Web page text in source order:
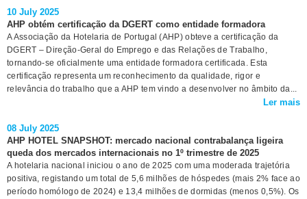
10 July 2025
AHP obtém certificação da DGERT como entidade formadora
A Associação da Hotelaria de Portugal (AHP) obteve a certificação da
DGERT – Direção-Geral do Emprego e das Relações de Trabalho,
tornando-se oficialmente uma entidade formadora certificada. Esta
certificação representa um reconhecimento da qualidade, rigor e
relevância do trabalho que a AHP tem vindo a desenvolver no âmbito da...
Ler mais
08 July 2025
AHP HOTEL SNAPSHOT: mercado nacional contrabalança ligeira
queda dos mercados internacionais no 1º trimestre de 2025
A hotelaria nacional iniciou o ano de 2025 com uma moderada trajetória
positiva, registando um total de 5,6 milhões de hóspedes (mais 2% face ao
período homólogo de 2024) e 13,4 milhões de dormidas (menos 0,5%). Os